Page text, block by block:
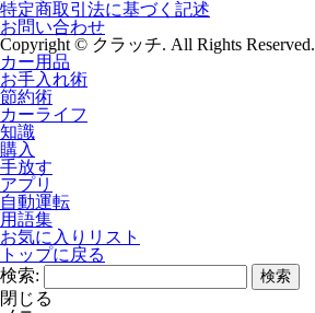
特定商取引法に基づく記述
お問い合わせ
Copyright © クラッチ. All Rights Reserved.
カー用品
お手入れ術
節約術
カーライフ
知識
購入
手放す
アプリ
自動運転
用語集
お気に入りリスト
トップに戻る
検索:
閉じる